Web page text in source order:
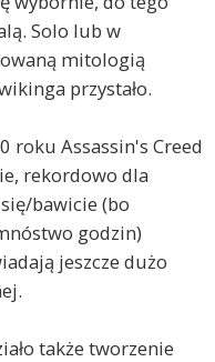
Solo lub w
mitologią
przystało.
roku Assassin's Creed
rekordowo dla
bawicie (bo
godzin)
jeszcze dużo
także tworzenie